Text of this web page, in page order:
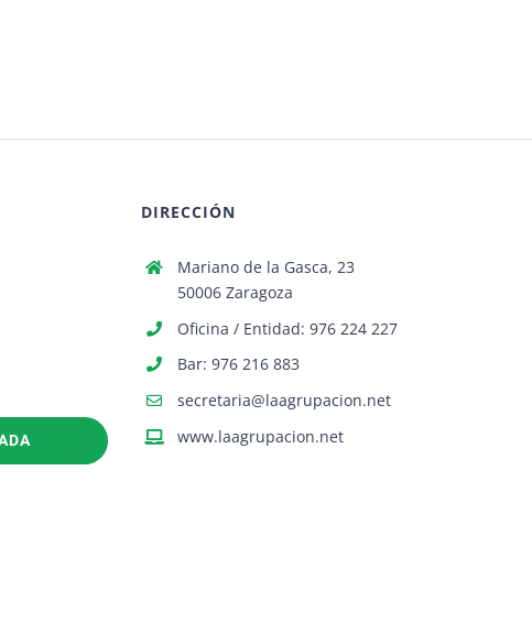
DIRECCIÓN
Mariano de la Gasca, 23
50006 Zaragoza
Oficina / Entidad: 976 224 227
Bar: 976 216 883
secretaria@laagrupacion.net
www.laagrupacion.net